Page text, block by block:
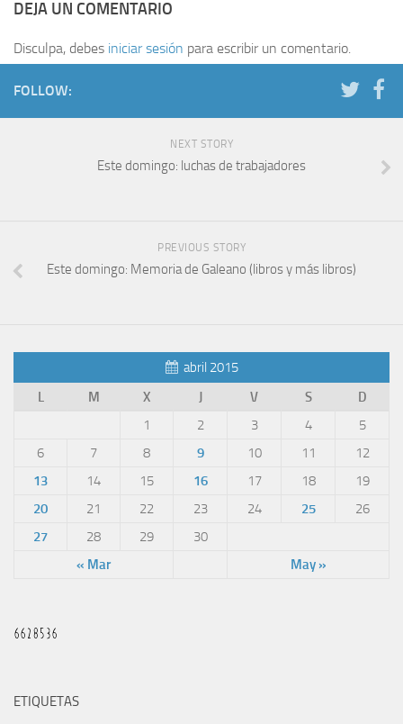
DEJA UN COMENTARIO
Disculpa, debes iniciar sesión para escribir un comentario.
FOLLOW:
NEXT STORY
Este domingo: luchas de trabajadores
PREVIOUS STORY
Este domingo: Memoria de Galeano (libros y más libros)
abril 2015
L
M X J V S D
« Mar May »
1 2 3 4
5
6
7 8 9 10 11
12
13
14 15 16 17 18
19
20
21 22 23 24 25
26
27
28 29 30
ETIQUETAS